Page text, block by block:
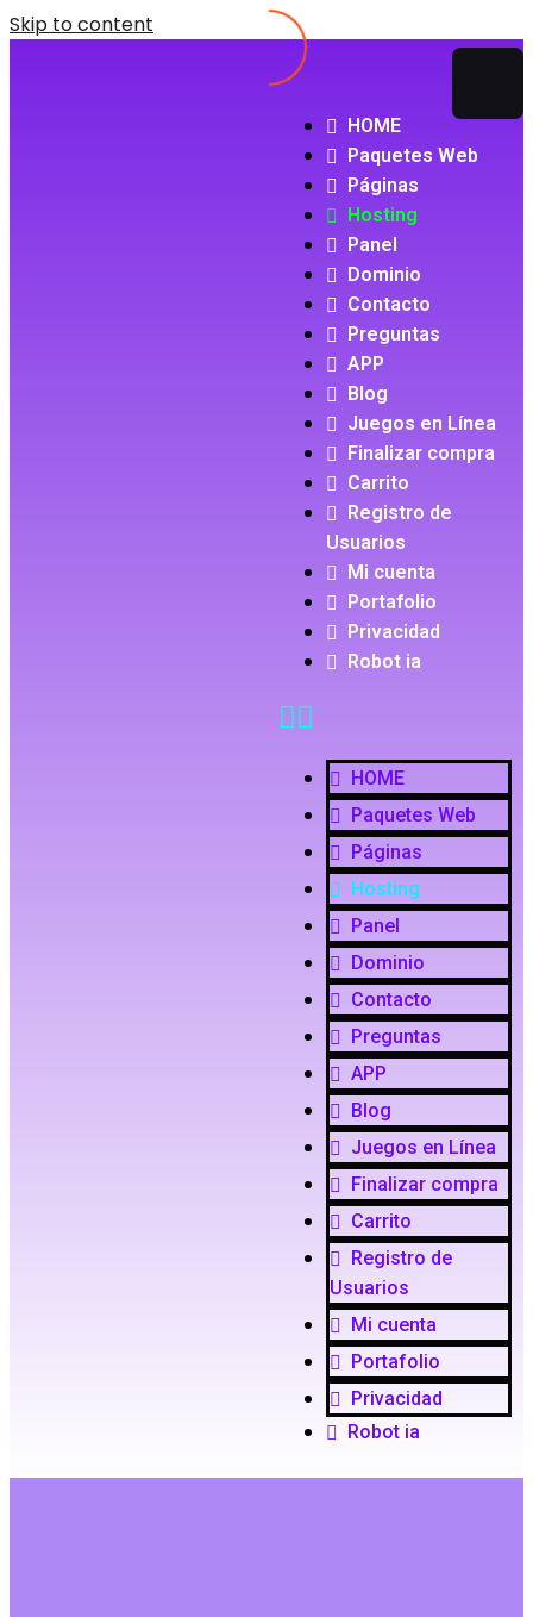
Skip to content
HOME
Paquetes Web
Páginas
Hosting
Panel
Dominio
Contacto
Preguntas
APP
Blog
Juegos en Línea
Finalizar compra
Carrito
Registro de
Usuarios
Mi cuenta
Portafolio
Privacidad
Robot ia
HOME
Paquetes Web
Páginas
Hosting
Panel
Dominio
Contacto
Preguntas
APP
Blog
Juegos en Línea
Finalizar compra
Carrito
Registro de
Usuarios
Mi cuenta
Portafolio
Privacidad
Robot ia